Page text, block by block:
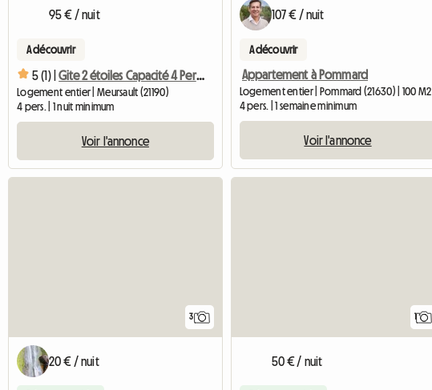
95 € / nuit
A découvrir
5 (1) | Gite 2 étoiles Capacité 4 Pers, Centre De Meursault
Logement entier | Meursault (21190)
4 pers. | 1 nuit minimum
Voir l'annonce
107 € / nuit
A découvrir
Appartement à Pommard
Logement entier | Pommard (21630) | 100 M2
4 pers. | 1 semaine minimum
Voir l'annonce
3
20 € / nuit 50 € / nuit